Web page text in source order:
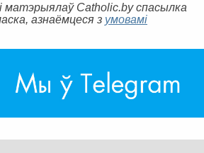
Catholic.by спасылка
азнаёмцеся з умовамі